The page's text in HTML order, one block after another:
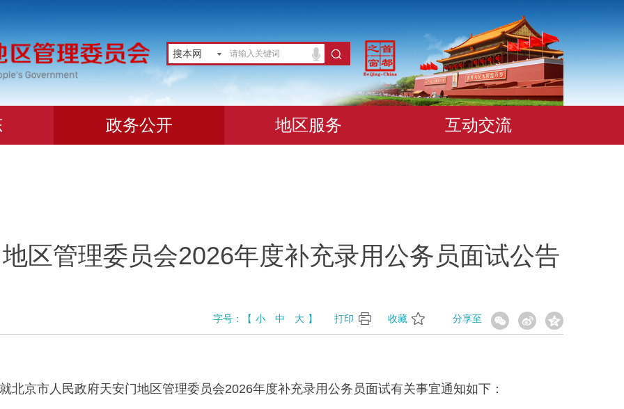
搜本网
政务公开 地区服务 互动交流
区管理委员会2026年度补充录用公务员面试公告
分享至
字号： 【 小 中 大 】 打印 收藏
北京市人民政府天安门地区管理委员会2026年度补充录用公务员面试有关事宜通知如下：